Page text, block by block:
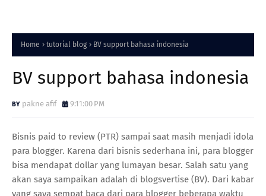
Home tutorial blog BV support bahasa indonesia
BV support bahasa indonesia
pakne afif 9:11:00 PM
Bisnis paid to review (PTR) sampai saat masih menjadi idola
para blogger. Karena dari bisnis sederhana ini, para blogger
bisa mendapat dollar yang lumayan besar. Salah satu yang
akan saya sampaikan adalah di blogsvertise (BV). Dari kabar
yang saya sempat baca dari para blogger beberapa waktu